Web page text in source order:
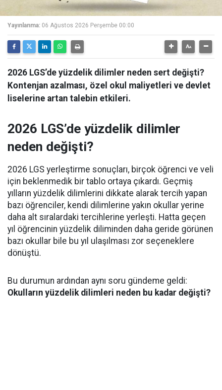
Yayınlanma: 06 Ağustos 2026 Perşembe 00:00
2026 LGS’de yüzdelik dilimler neden sert değişti?
Kontenjan azalması, özel okul maliyetleri ve devlet
liselerine artan talebin etkileri.
2026 LGS’de yüzdelik dilimler
neden değişti?
2026 LGS yerleştirme sonuçları, birçok öğrenci ve veli
için beklenmedik bir tablo ortaya çıkardı. Geçmiş
yılların yüzdelik dilimlerini dikkate alarak tercih yapan
bazı öğrenciler, kendi dilimlerine yakın okullar yerine
daha alt sıralardaki tercihlerine yerleşti. Hatta geçen
yıl öğrencinin yüzdelik diliminden daha geride görünen
bazı okullar bile bu yıl ulaşılması zor seçeneklere
dönüştü.
Bu durumun ardından aynı soru gündeme geldi:
Okulların yüzdelik dilimleri neden bu kadar değişti?